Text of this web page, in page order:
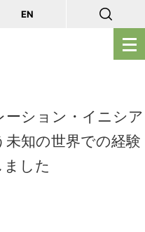
メ
ニ
を
開
く
EN
ション・イニシア
知の世界での経験
した